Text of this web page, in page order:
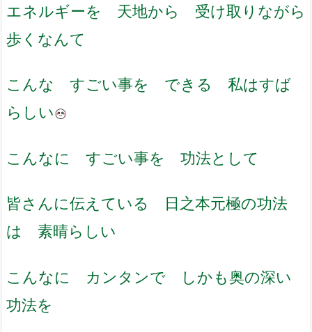
エネルギーを 天地から 受け取りながら
歩くなんて
こんな すごい事を できる 私はすば
らしい
こんなに すごい事を 功法として
皆さんに伝えている 日之本元極の功法
は 素晴らしい
こんなに カンタンで しかも奥の深い
功法を